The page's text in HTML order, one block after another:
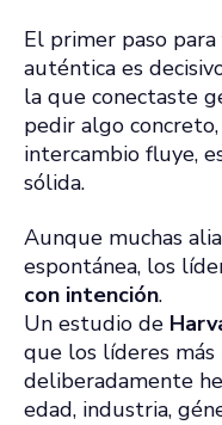
El primer paso
auténtica es
la que conectaste
pedir algo
intercambio fluye,
sólida.
Aunque muchas
espontánea, los
con intención.
Un estudio de
que los líderes
deliberadamente
edad, industria,